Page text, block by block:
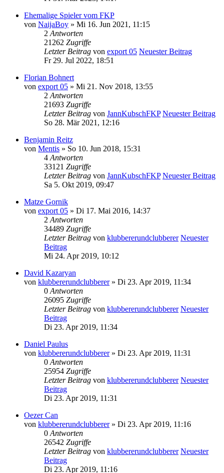
Ehemalige Spieler vom FKP
von NaijaBoy » Mi 16. Jun 2021, 11:15
2 Antworten
21262 Zugriffe
Letzter Beitrag von export 05 Neuester Beitrag
Fr 29. Jul 2022, 18:51
Florian Bohnert
von export 05 » Mi 21. Nov 2018, 13:55
2 Antworten
21693 Zugriffe
Letzter Beitrag von JannKubschFKP Neuester Beitrag
So 28. Mär 2021, 12:16
Benjamin Reitz
von Mentis » So 10. Jun 2018, 15:31
4 Antworten
33121 Zugriffe
Letzter Beitrag von JannKubschFKP Neuester Beitrag
Sa 5. Okt 2019, 09:47
Matze Gornik
von export 05 » Di 17. Mai 2016, 14:37
2 Antworten
34489 Zugriffe
Letzter Beitrag von klubbererundclubberer Neuester
Beitrag
Mi 24. Apr 2019, 10:12
David Kazaryan
von klubbererundclubberer» Di 23. Apr 2019, 11:34
0 Antworten
26095 Zugriffe
Letzter Beitrag von klubbererundclubberer Neuester
Beitrag
Di 23. Apr 2019, 11:34
Daniel Paulus
von klubbererundclubberer» Di 23. Apr 2019, 11:31
0 Antworten
25954 Zugriffe
Letzter Beitrag von klubbererundclubberer Neuester
Beitrag
Di 23. Apr 2019, 11:31
Oezer Can
von klubbererundclubberer» Di 23. Apr 2019, 11:16
0 Antworten
26542 Zugriffe
Letzter Beitrag von klubbererundclubberer Neuester
Beitrag
Di 23. Apr 2019, 11:16